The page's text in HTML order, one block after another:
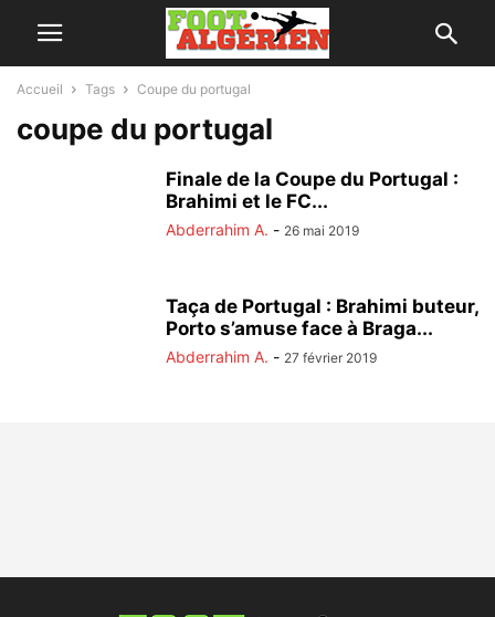
Accueil Tags Coupe du portugal
coupe du portugal
Finale de la Coupe du Portugal :
Brahimi et le FC...
Abderrahim A. - 26 mai 2019
Taça de Portugal : Brahimi buteur,
Porto s’amuse face à Braga...
Abderrahim A. - 27 février 2019